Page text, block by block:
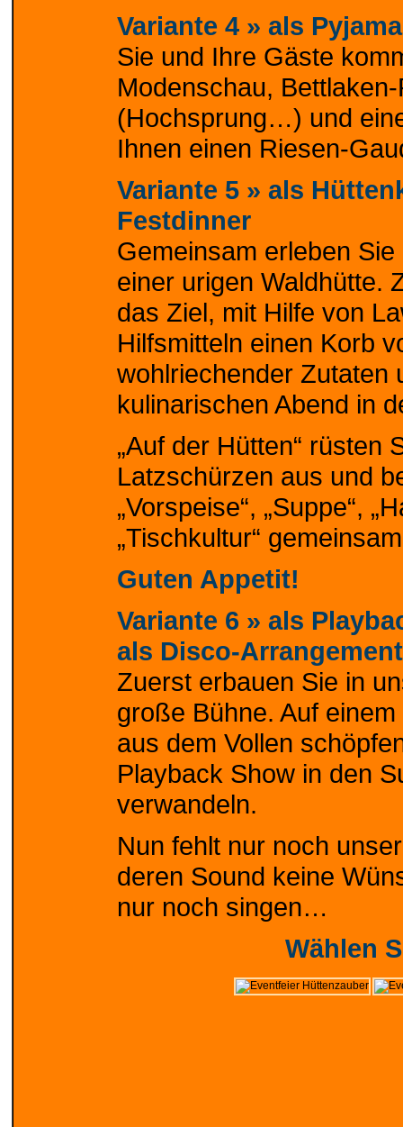
Variante 4 » als
Sie und Ihre Gäste
Modenschau,
(Hochsprung…) und
Ihnen einen Riesen-
Variante 5 » als
Festdinner
Gemeinsam erleben
einer urigen Waldhütte.
das Ziel, mit Hilfe von
Hilfsmitteln einen Korb
wohlriechender Zutaten
kulinarischen Abend in
„Auf der Hütten“ rüsten
Latzschürzen aus und
„Vorspeise“, „Suppe“,
„Tischkultur“
Guten Appetit!
Variante 6 » als
als Disco-
Zuerst erbauen Sie in
große Bühne. Auf
aus dem Vollen
Playback Show in den
verwandeln.
Nun fehlt nur noch
deren Sound keine
nur noch singen…
Wählen